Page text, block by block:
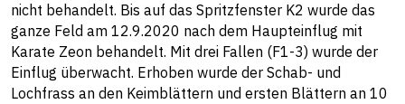
nicht behandelt. Bis auf das Spritzfenster K2 wurde das
ganze Feld am 12.9.2020 nach dem Haupteinflug mit
Karate Zeon behandelt. Mit drei Fallen (F1-3) wurde der
Einflug überwacht. Erhoben wurde der Schab- und
Lochfrass an den Keimblättern und ersten Blättern an 10